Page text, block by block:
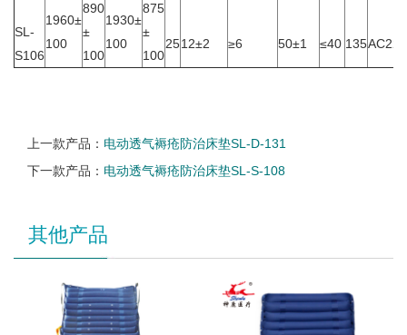
SL-
S106
1960±
100
890
±
100
1930±
100
875
±
100
2512±2 ≥6 50±1 ≤40 135
上一款产品： 电动透气褥疮防治床垫SL-D-131
下一款产品： 电动透气褥疮防治床垫SL-S-108
其他产品